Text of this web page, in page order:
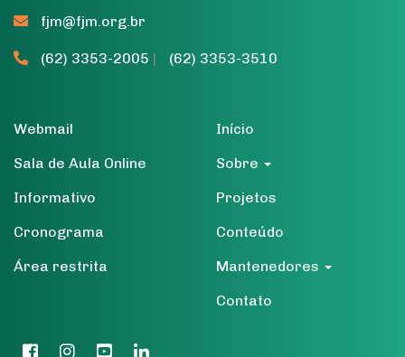
fjm@fjm.org.br
(62) 3353-2005 | (62) 3353-3510
Webmail
Sala de Aula Online
Informativo
Cronograma
Área restrita
Início
Sobre
Projetos
Conteúdo
Mantenedores
Contato